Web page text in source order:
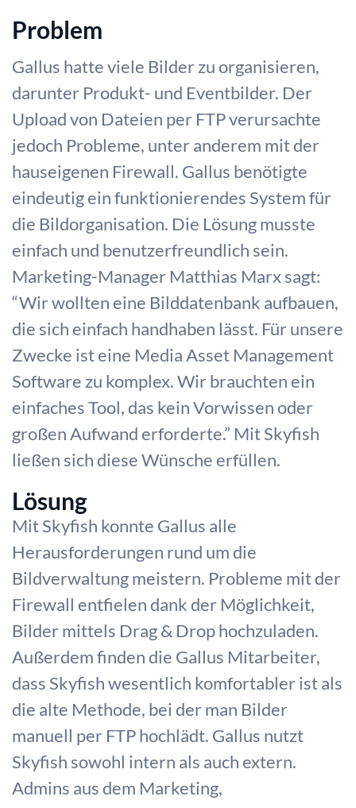
Problem
Gallus hatte viele Bilder zu organisieren,
darunter Produkt- und Eventbilder. Der
Upload von Dateien per FTP verursachte
jedoch Probleme, unter anderem mit der
hauseigenen Firewall. Gallus benötigte
eindeutig ein funktionierendes System für
die Bildorganisation. Die Lösung musste
einfach und benutzerfreundlich sein.
Marketing-Manager Matthias Marx sagt:
“Wir wollten eine Bilddatenbank aufbauen,
die sich einfach handhaben lässt. Für unsere
Zwecke ist eine Media Asset Management
Software zu komplex. Wir brauchten ein
einfaches Tool, das kein Vorwissen oder
großen Aufwand erforderte.” Mit Skyfish
ließen sich diese Wünsche erfüllen.
Lösung
Mit Skyfish konnte Gallus alle
Herausforderungen rund um die
Bildverwaltung meistern. Probleme mit der
Firewall entfielen dank der Möglichkeit,
Bilder mittels Drag & Drop hochzuladen.
Außerdem finden die Gallus Mitarbeiter,
dass Skyfish wesentlich komfortabler ist als
die alte Methode, bei der man Bilder
manuell per FTP hochlädt. Gallus nutzt
Skyfish sowohl intern als auch extern.
Admins aus dem Marketing,